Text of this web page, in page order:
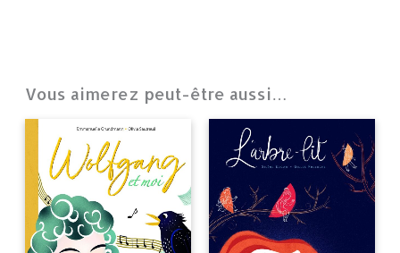
Vous aimerez peut-être aussi…